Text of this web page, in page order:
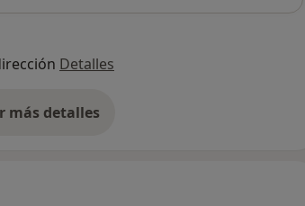
Detalles
más detalles
sobre la dirección